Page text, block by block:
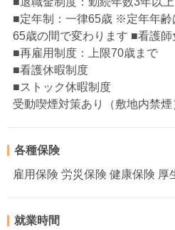
■定年制：一律65歳 ※定年年齢
65歳の間で変わります ■看護
■再雇用制度：上限70歳まで
■看護休暇制度
■ストック休暇制度
受動喫煙対策あり（敷地内禁煙
各種保険
雇用保険 労災保険 健康保険 厚
就業時間